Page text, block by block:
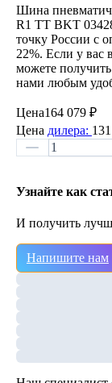
Шина
R1 TT BKT
точку России с
22%. Если у вас
можете
нами любым
Цена164 079 ₽
Цена дилера:
Узнайте как
И получить
Напишите нам